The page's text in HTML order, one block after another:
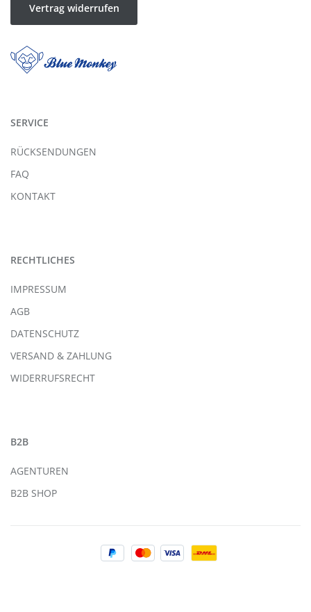
Vertrag widerrufen
SERVICE
RÜCKSENDUNGEN
FAQ
KONTAKT
RECHTLICHES
IMPRESSUM
AGB
DATENSCHUTZ
VERSAND & ZAHLUNG
WIDERRUFSRECHT
B2B
AGENTUREN
B2B SHOP